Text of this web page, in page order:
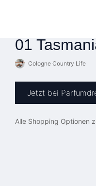
01
Cologne Country Life
Jetzt bei
Alle Shopping Optionen